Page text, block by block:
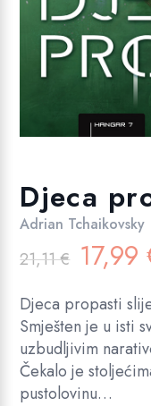
Djeca
Adrian Tchaikovsky
21,11€
bila
je:
17,99
Djeca propasti
Smješten je u isti
uzbudljivim
Čekalo je
pustolovinu…